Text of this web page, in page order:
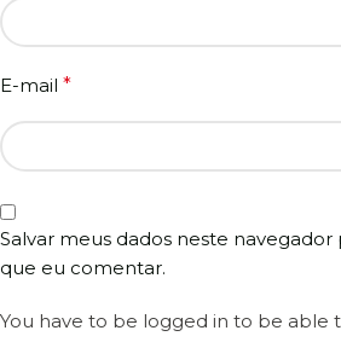
E-mail *
Salvar meus dados neste navegador
que eu comentar.
You have to be logged in to be able